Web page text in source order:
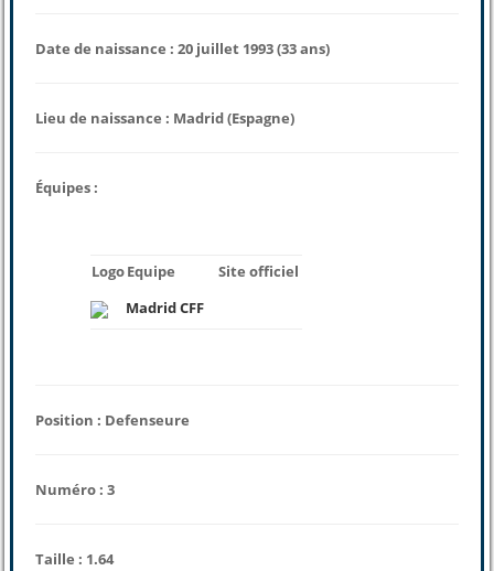
Date de naissance : 20 juillet 1993 (33 ans)
Lieu de naissance : Madrid (Espagne)
Équipes :
LogoEquipe
Site officiel
Madrid CFF
Position : Defenseure
Numéro : 3
Taille : 1.64